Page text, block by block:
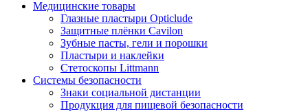
Медицинские товары
Глазные пластыри Opticlude
Защитные плёнки Cavilon
Зубные пасты, гели и порошки
Пластыри и наклейки
Стетоскопы Littmann
Системы безопасности
Знаки социальной дистанции
Продукция для пищевой безопасности